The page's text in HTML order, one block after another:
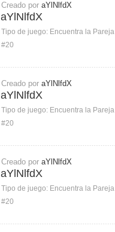
Creado por aYlNlfdX
aYlNlfdX
Tipo de juego: Encuentra la Pareja
#20
Creado por aYlNlfdX
aYlNlfdX
Tipo de juego: Encuentra la Pareja
#20
Creado por aYlNlfdX
aYlNlfdX
Tipo de juego: Encuentra la Pareja
#20